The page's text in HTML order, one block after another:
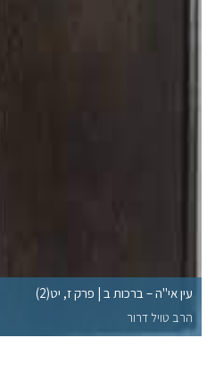
עין אי"ה – ברכות ב | פרק ז, יט(2)
הרב טויל דרור